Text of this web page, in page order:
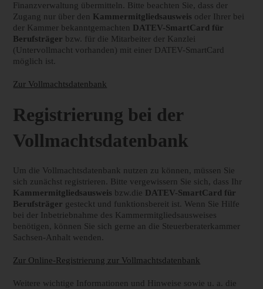
Finanzverwaltung übermitteln. Bitte beachten Sie, dass der
Zugang nur über den Kammermitgliedsausweis oder Ihrer bei
der Kammer bekanntgemachten DATEV-SmartCard für
Berufsträger bzw. für die Mitarbeiter der Kanzlei
(Untervollmacht vorhanden) mit einer DATEV-SmartCard
möglich ist.
Zur Vollmachtsdatenbank
Registrierung bei der
Vollmachtsdatenbank
Um die Vollmachtsdatenbank nutzen zu können, müssen Sie
sich zunächst registrieren. Bitte vergewissern Sie sich, dass Ihr
Kammermitgliedsausweis bzw.die DATEV-SmartCard für
Berufsträger gesteckt und funktionsbereit ist. Wenn Sie Hilfe
bei der Inbetriebnahme des Kammermitgliedsausweises
benötigen, können Sie sich gerne an die Steuerberaterkammer
Sachsen-Anhalt wenden.
Zur Online-Registrierung zur Vollmachtsdatenbank
Weitere wichtige Informationen und Hinweise sowie u. a. die